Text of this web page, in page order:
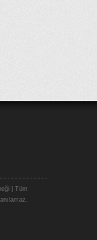
| Tüm